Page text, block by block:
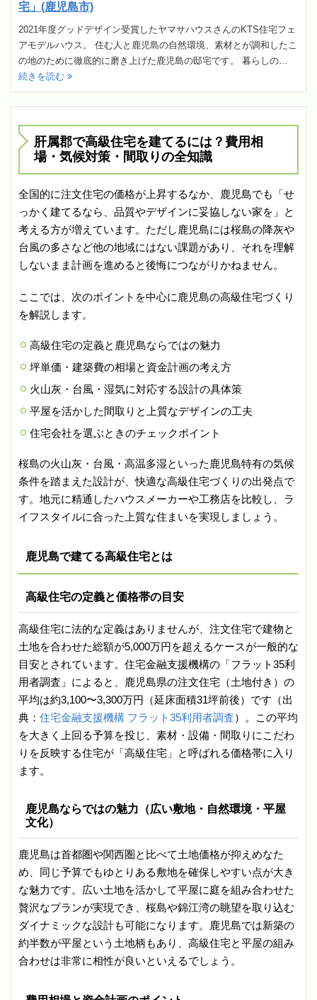
宅」(鹿児島市)
2021年度グッドデザイン受賞したヤマサハウスさんのKTS住宅フェ
アモデルハウス。 住む人と鹿児島の自然環境、素材とが調和したこ
の地のために徹底的に磨き上げた鹿児島の邸宅です。 暮らしの…
続きを読む
肝属郡で高級住宅を建てるには？費用相
場・気候対策・間取りの全知識
全国的に注文住宅の価格が上昇するなか、鹿児島でも「せ
っかく建てるなら、品質やデザインに妥協しない家を」と
考える方が増えています。ただし鹿児島には桜島の降灰や
台風の多さなど他の地域にはない課題があり、それを理解
しないまま計画を進めると後悔につながりかねません。
ここでは、次のポイントを中心に鹿児島の高級住宅づくり
を解説します。
高級住宅の定義と鹿児島ならではの魅力
坪単価・建築費の相場と資金計画の考え方
火山灰・台風・湿気に対応する設計の具体策
平屋を活かした間取りと上質なデザインの工夫
住宅会社を選ぶときのチェックポイント
桜島の火山灰・台風・高温多湿といった鹿児島特有の気候
条件を踏まえた設計が、快適な高級住宅づくりの出発点で
す。地元に精通したハウスメーカーや工務店を比較し、ラ
イフスタイルに合った上質な住まいを実現しましょう。
鹿児島で建てる高級住宅とは
高級住宅の定義と価格帯の目安
高級住宅に法的な定義はありませんが、注文住宅で建物と
土地を合わせた総額が5,000万円を超えるケースが一般的な
目安とされています。住宅金融支援機構の「フラット35利
用者調査」によると、鹿児島県の注文住宅（土地付き）の
平均は約3,100〜3,300万円（延床面積31坪前後）です（出
典： 住宅金融支援機構 フラット35利用者調査）。この平均
を大きく上回る予算を投じ、素材・設備・間取りにこだわ
りを反映する住宅が「高級住宅」と呼ばれる価格帯に入り
ます。
鹿児島ならではの魅力（広い敷地・自然環境・平屋
文化）
鹿児島は首都圏や関西圏と比べて土地価格が抑えめなた
め、同じ予算でもゆとりある敷地を確保しやすい点が大き
な魅力です。広い土地を活かして平屋に庭を組み合わせた
贅沢なプランが実現でき、桜島や錦江湾の眺望を取り込む
ダイナミックな設計も可能になります。鹿児島では新築の
約半数が平屋という土地柄もあり、高級住宅と平屋の組み
合わせは非常に相性が良いといえるでしょう。